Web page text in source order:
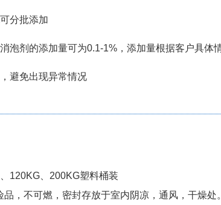
分批添加
泡剂的添加量可为0.1-1%，添加量根据客户具体
避免出现异常情况
120KG、200KG塑料桶装
，不可燃，密封存放于室内阴凉，通风，干燥处